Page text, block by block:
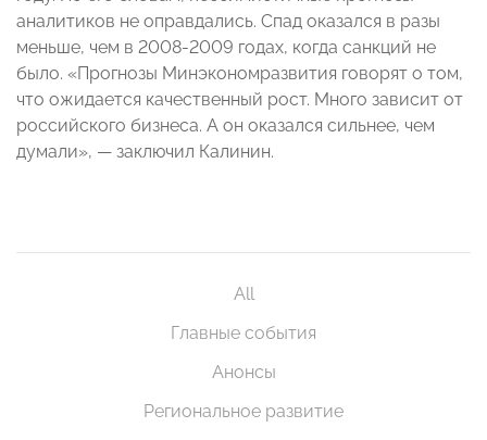
аналитиков не оправдались. Спад оказался в разы
меньше, чем в 2008-2009 годах, когда санкций не
было. «Прогнозы Минэкономразвития говорят о том,
что ожидается качественный рост. Много зависит от
российского бизнеса. А он оказался сильнее, чем
думали», — заключил Калинин.
All
Главные события
Анонсы
Региональное развитие